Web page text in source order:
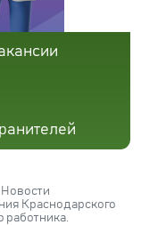
Новости
Краснодарского
работника.